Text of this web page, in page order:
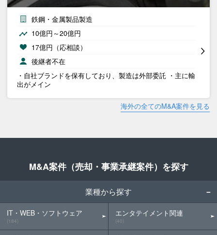
鉄鋼・金属製品製造
10億円～20億円
17億円（応相談）
後継者不在
・自社ブランドを保有しており、製造は外部委託 ・主に輸
出がメイン
海外の全てのM&A案件を見る
M&A案件（売却・事業承継案件）を探す
業種から探す
IT・WEB・ソフトウェア
(184)
エンタテイメント関連
(40)